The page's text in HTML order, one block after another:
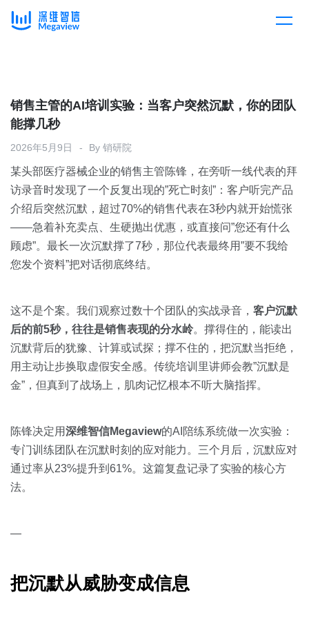
产品总览
产品集成
下载客户端
解决方案
按行业
消费医疗
教育
房地产
金融
按角色
销售人员
销售管理
培训辅导
客户案例
开放平台
定价
资源中心
资源中心
全部
白皮书
关于我们
预约演示
销售主管的AI培训实验：当客户突然沉默，你的团队
能撑几秒
2026年5月9日 By 销研院
某头部医疗器械企业的销售主管陈锋，在旁听一线代表的拜
访录音时发现了一个反复出现的”死亡时刻”：客户听完产品
介绍后突然沉默，超过70%的销售代表在3秒内就开始慌张
——急着补充卖点、生硬抛出优惠，或直接问”您还有什么
顾虑”。最长一次沉默撑了7秒，那位代表最终用”要不我给
您发个资料”把对话彻底终结。
这不是个案。我们观察过数十个团队的实战录音， 客户沉默
后的前5秒，往往是销售表现的分水岭。撑得住的，能读出
沉默背后的犹豫、计算或试探；撑不住的，把沉默当拒绝，
用主动让步换取虚假安全感。传统培训里讲师会教”沉默是
金”，但真到了战场上，肌肉记忆根本不听大脑指挥。
陈锋决定用深维智信Megaview的AI陪练系统做一次实验：
专门训练团队在沉默时刻的应对能力。三个月后，沉默应对
通过率从23%提升到61%。这篇复盘记录了实验的核心方
法。
—
把沉默从威胁变成信息